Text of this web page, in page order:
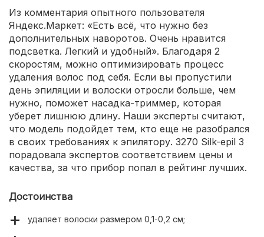
Из комментария опытного пользователя
Яндекс.Маркет: «Есть всё, что нужно без
дополнительных наворотов. Очень нравится
подсветка. Легкий и удобный». Благодаря 2
скоростям, можно оптимизировать процесс
удаления волос под себя. Если вы пропустили
день эпиляции и волоски отросли больше, чем
нужно, поможет насадка-триммер, которая
уберет лишнюю длину. Наши эксперты считают,
что модель подойдет тем, кто еще не разобрался
в своих требованиях к эпилятору. 3270 Silk-epil 3
порадовала экспертов соответствием цены и
качества, за что прибор попал в рейтинг лучших.
Достоинства
удаляет волоски размером 0,1-0,2 см;